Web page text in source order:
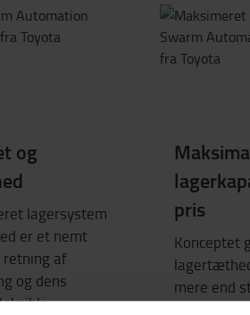
og
lagersystem
er et nemt
af
og dens
pris
Konceptet
mere end